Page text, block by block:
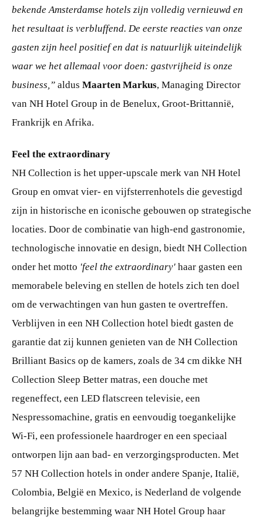
bekende Amsterdamse hotels zijn volledig vernieuwd en
het resultaat is verbluffend. De eerste reacties van onze
gasten zijn heel positief en dat is natuurlijk uiteindelijk
waar we het allemaal voor doen: gastvrijheid is onze
business,” aldus Maarten Markus, Managing Director
van NH Hotel Group in de Benelux, Groot-Brittannië,
Frankrijk en Afrika.
Feel the extraordinary
NH Collection is het upper-upscale merk van NH Hotel
Group en omvat vier- en vijfsterrenhotels die gevestigd
zijn in historische en iconische gebouwen op strategische
locaties. Door de combinatie van high-end gastronomie,
technologische innovatie en design, biedt NH Collection
onder het motto 'feel the extraordinary' haar gasten een
memorabele beleving en stellen de hotels zich ten doel
om de verwachtingen van hun gasten te overtreffen.
Verblijven in een NH Collection hotel biedt gasten de
garantie dat zij kunnen genieten van de NH Collection
Brilliant Basics op de kamers, zoals de 34 cm dikke NH
Collection Sleep Better matras, een douche met
regeneffect, een LED flatscreen televisie, een
Nespressomachine, gratis en eenvoudig toegankelijke
Wi-Fi, een professionele haardroger en een speciaal
ontworpen lijn aan bad- en verzorgingsproducten. Met
57 NH Collection hotels in onder andere Spanje, Italië,
Colombia, België en Mexico, is Nederland de volgende
belangrijke bestemming waar NH Hotel Group haar